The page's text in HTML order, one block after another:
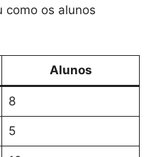
como os alunos
Alunos
8
5